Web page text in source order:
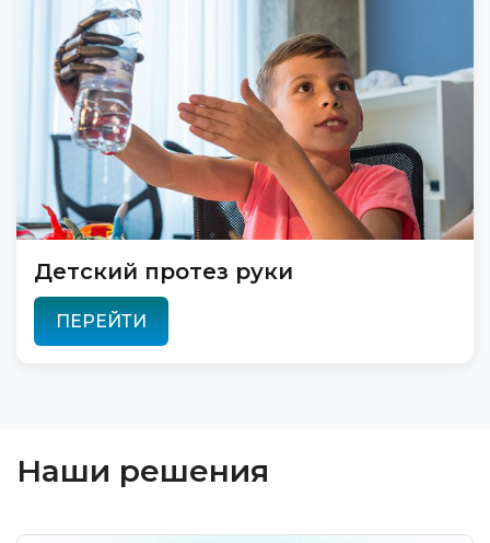
Детский протез руки
ПЕРЕЙТИ
Наши решения